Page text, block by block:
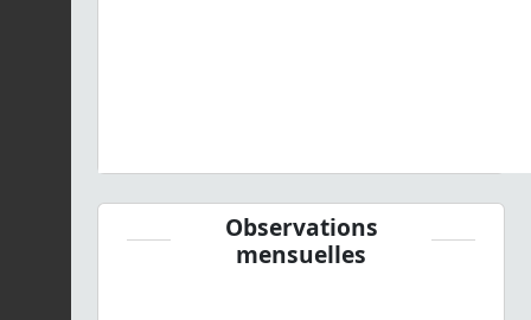
Observations
mensuelles